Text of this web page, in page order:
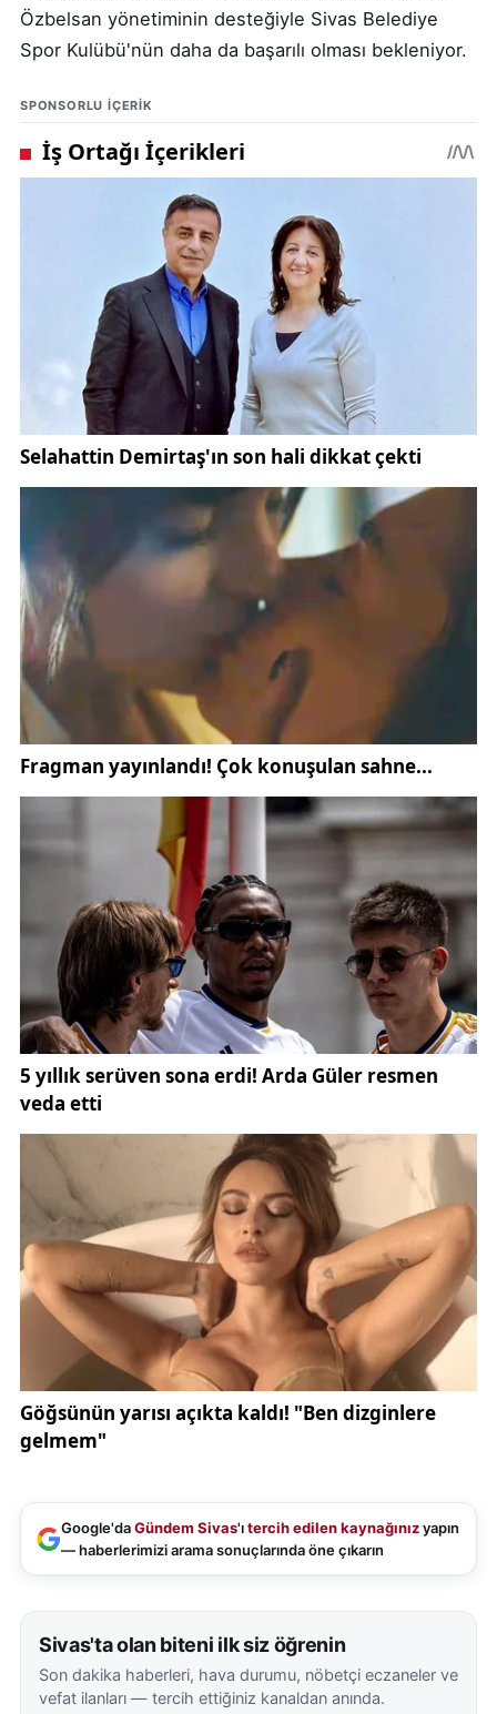
Özbelsan yönetiminin desteğiyle Sivas Belediye
Spor Kulübü'nün daha da başarılı olması bekleniyor.
SPONSORLU IÇERIK
Google'daGündem Sivas'ıtercih edilen kaynağınızyapın
— haberlerimizi arama sonuçlarında öne çıkarın
Sivas'ta olan biteni ilk siz öğrenin
Son dakika haberleri, hava durumu, nöbetçi eczaneler ve
vefat ilanları — tercih ettiğiniz kanaldan anında.